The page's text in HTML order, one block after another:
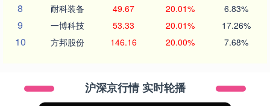
8 耐科装备 49.67 20.01% 6.83%
9 一博科技 53.33 20.01% 17.26%
10 方邦股份 146.16 20.00% 7.68%
沪深京行情 实时轮播